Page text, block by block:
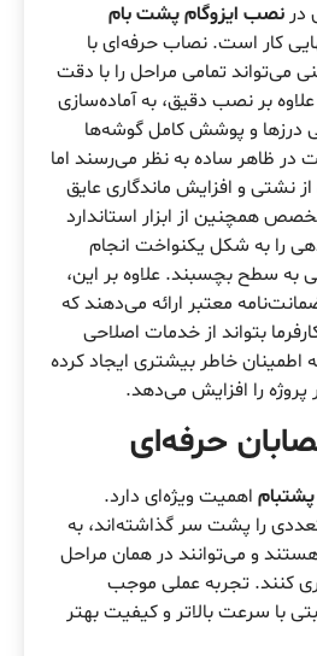
در نصب ایزوگام پشت بام
کار است. نصاب حرفه‌ای با
می‌تواند تمامی مراحل را با دقت
بر نصب دقیق، به آماده‌سازی
درزها و پوشش کامل گوشه‌ها
در ظاهر ساده به نظر می‌رسند اما
از نشتی و افزایش ماندگاری عایق
همچنین از ابزار استاندارد
را به شکل یکنواخت انجام
به سطح بچسبند. علاوه بر این،
معتبر ارائه می‌دهند که
بتواند از خدمات اصلاحی
اطمینان خاطر بیشتری ایجاد کرده
را افزایش می‌دهد.
حرفه‌ای
پشتبام اهمیت ویژه‌ای دارد.
را پشت سر گذاشته‌اند، به
و می‌توانند در همان مراحل
کنند. تجربه عملی موجب
با سرعت بالاتر و کیفیت بهتر